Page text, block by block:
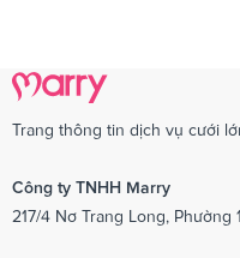
Trang thông tin dịch vụ cưới
Công ty TNHH Marry
217/4 Nơ Trang Long, Phường